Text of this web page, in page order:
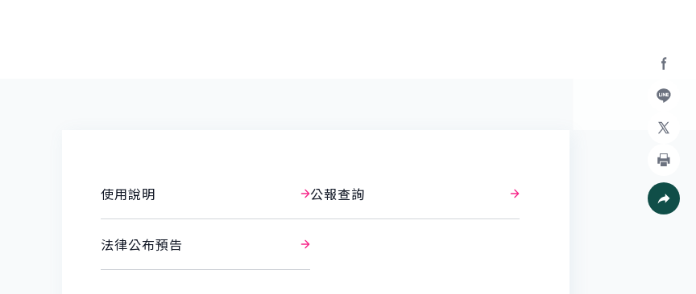
加入好
列印
使用說明 公報查詢
法律公布預告